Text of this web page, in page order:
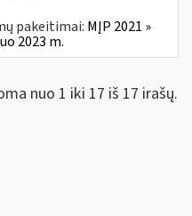
pakeitimai: MĮP 2021 »
2023 m.
nuo 1 iki 17 iš 17 irašų.